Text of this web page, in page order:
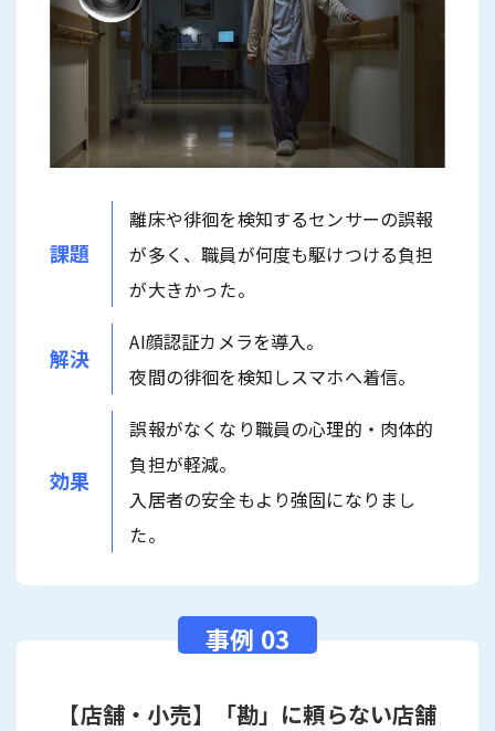
課題
離床や徘徊を検知するセンサーの誤報
が多く、職員が何度も駆けつける負担
が大きかった。
解決
AI顔認証カメラを導入。
夜間の徘徊を検知しスマホへ着信。
効果
誤報がなくなり職員の心理的・肉体的
負担が軽減。
入居者の安全もより強固になりまし
た。
【店舗・小売】「勘」に頼らない店舗